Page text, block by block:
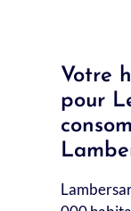
Votre
pour